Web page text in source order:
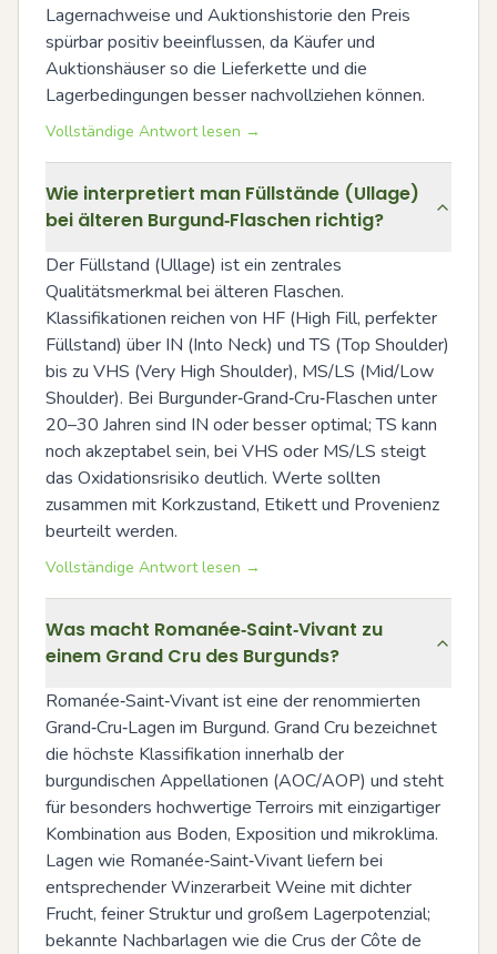
Lagernachweise und Auktionshistorie den Preis
spürbar positiv beeinflussen, da Käufer und
Auktionshäuser so die Lieferkette und die
Lagerbedingungen besser nachvollziehen können.
Vollständige Antwort lesen →
Wie interpretiert man Füllstände (Ullage)
bei älteren Burgund‑Flaschen richtig?
Der Füllstand (Ullage) ist ein zentrales
Qualitätsmerkmal bei älteren Flaschen.
Klassifikationen reichen von HF (High Fill, perfekter
Füllstand) über IN (Into Neck) und TS (Top Shoulder)
bis zu VHS (Very High Shoulder), MS/LS (Mid/Low
Shoulder). Bei Burgunder‑Grand‑Cru‑Flaschen unter
20–30 Jahren sind IN oder besser optimal; TS kann
noch akzeptabel sein, bei VHS oder MS/LS steigt
das Oxidationsrisiko deutlich. Werte sollten
zusammen mit Korkzustand, Etikett und Provenienz
beurteilt werden.
Vollständige Antwort lesen →
Was macht Romanée‑Saint‑Vivant zu
einem Grand Cru des Burgunds?
Romanée‑Saint‑Vivant ist eine der renommierten
Grand‑Cru‑Lagen im Burgund. Grand Cru bezeichnet
die höchste Klassifikation innerhalb der
burgundischen Appellationen (AOC/AOP) und steht
für besonders hochwertige Terroirs mit einzigartiger
Kombination aus Boden, Exposition und mikroklima.
Lagen wie Romanée‑Saint‑Vivant liefern bei
entsprechender Winzerarbeit Weine mit dichter
Frucht, feiner Struktur und großem Lagerpotenzial;
bekannte Nachbarlagen wie die Crus der Côte de